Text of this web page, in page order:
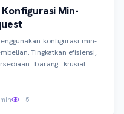
Min-
konfigurasi min-
Tingkatkan efisiensi,
barang krusial di
15